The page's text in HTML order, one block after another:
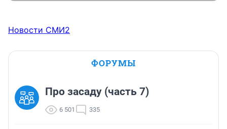
Новости СМИ2
ФОРУМЫ
Про засаду (часть 7)
6 501 335